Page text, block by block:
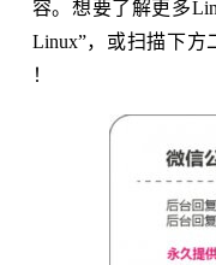
容。想要了解更多
Linux”，或扫描下方
！